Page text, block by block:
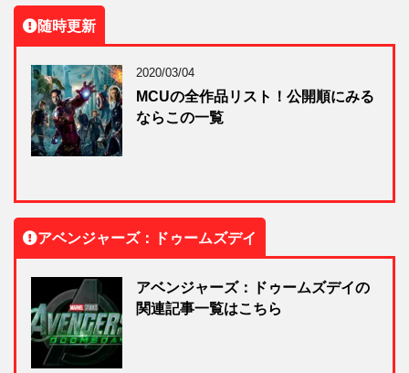
随時更新
2020/03/04
MCUの全作品リスト！公開順にみる
ならこの一覧
アベンジャーズ：ドゥームズデイ
アベンジャーズ：ドゥームズデイの
関連記事一覧はこちら